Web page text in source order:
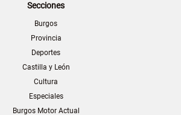
Secciones
Burgos
Provincia
Deportes
Castilla y León
Cultura
Especiales
Burgos Motor Actual